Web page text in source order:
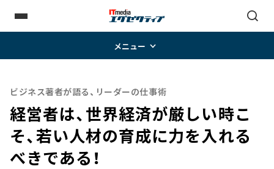
メニュー
ビジネス著者が語る、リーダーの仕事術
経営者は、世界経済が厳しい時こ
そ、若い人材の育成に力を入れる
べきである！